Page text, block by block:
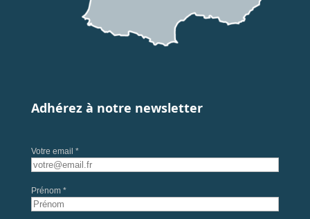
Adhérez à notre newsletter
Votre email *
Prénom *